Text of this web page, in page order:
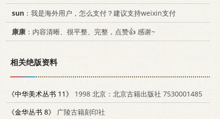
sun ：我是海外用户，怎么支付？建议支持weixin支付
康康 ：内容清晰、很平整、完整，点赞👍 感谢~
相关绝版资料
《中华美术丛书 11》
1998 北京：北京古籍出版社 7530001485
《金华丛书 8》
广陵古籍刻印社